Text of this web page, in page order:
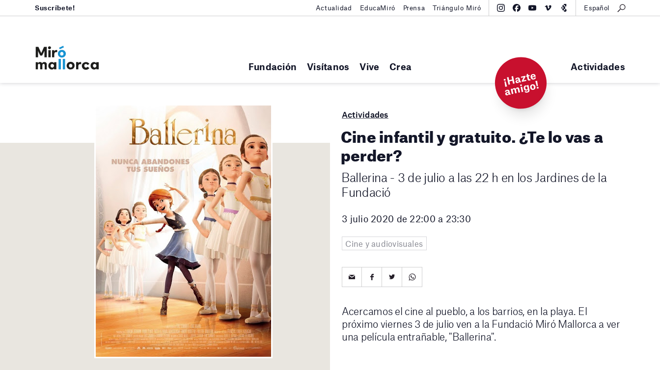
Fundación Visítanos Vive Crea Actividades
Suscríbete! Actualidad EducaMiró Prensa Triángulo Miró Español
¡
H
a
zt
e
a
mi
g
o!
Actividades
Cine infantil y gratuito. ¿Te lo vas a
perder?
Ballerina - 3 de julio a las 22 h en los Jardines de la
Fundació
3 julio 2020 de 22:00 a 23:30
Cine y audiovisuales
Acercamos el cine al pueblo, a los barrios, en la playa. El
próximo viernes 3 de julio ven a la Fundació Miró Mallorca a ver
una película entrañable, "Ballerina".